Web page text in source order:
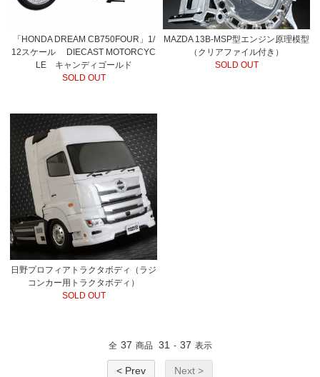
「HONDA DREAM CB750FOUR」1/
12スケール DIECAST MOTORCYC
LE キャンディゴールド
SOLD OUT
MAZDA 13B-MSP型エンジン原理模型
（クリアファイル付き）
SOLD OUT
日野プロフィアトラクタボディ（ラジ
コンカー用トラクタボディ）
SOLD OUT
全 37 商品 31 - 37 表示
< Prev Next >